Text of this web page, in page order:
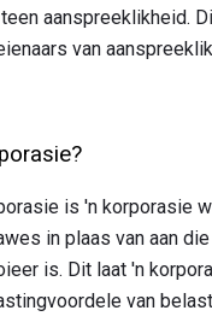
aanspreeklikheid.
van
is 'n korporasie
in plaas van aan
is. Dit laat 'n
van